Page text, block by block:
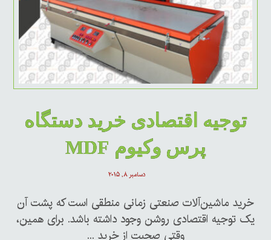
توجیه اقتصادی خرید دستگاه
پرس وکیوم MDF
دسامبر ۸, ۲۰۱۵
خرید ماشین‌آلات صنعتی زمانی منطقی است که پشت آن
یک توجیه اقتصادی روشن وجود داشته باشد. برای همین،
وقتی صحبت از خرید ...